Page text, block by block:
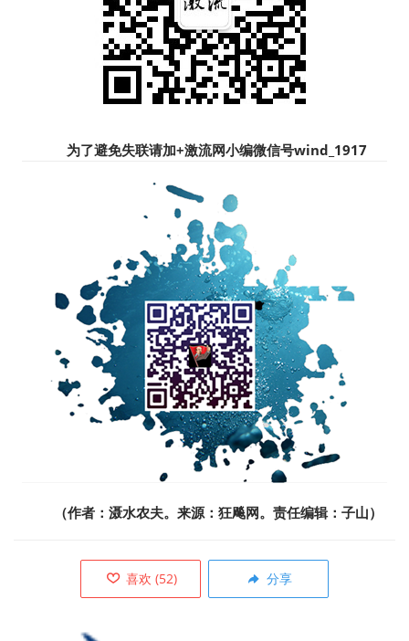
为了避免失联请加+激流网小编微信号wind_1917
（作者：滠水农夫。来源：狂飚网。责任编辑：子山）
喜欢 (52) 分享